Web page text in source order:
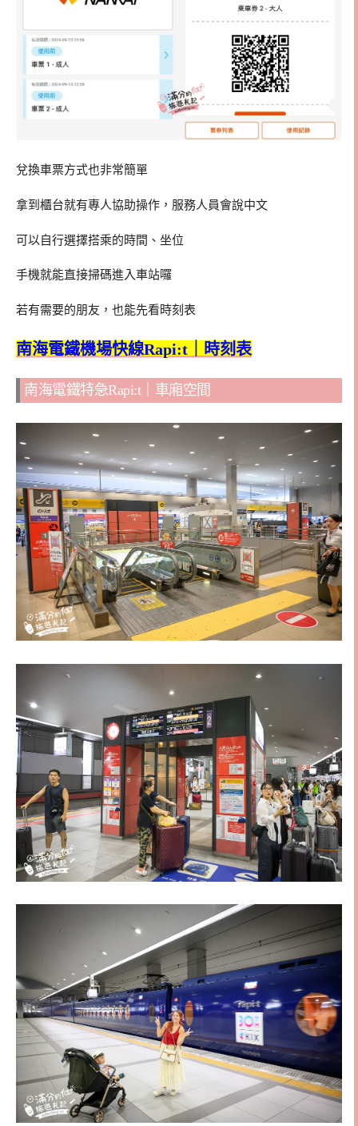
兌換車票方式也非常簡單
拿到櫃台就有專人協助操作，服務人員會說中文
可以自行選擇搭乘的時間、坐位
手機就能直接掃碼進入車站囉
若有需要的朋友，也能先看時刻表
南海電鐵機場快線Rapi:t｜時刻表
南海電鐵特急Rapi:t｜車廂空間